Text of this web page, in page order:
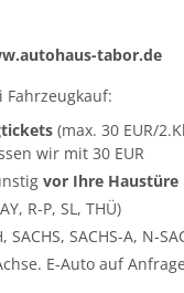
tabor.de
Fahrzeugkauf:
(max. 30 EUR/
wir mit 30 EUR
vor Ihre Haustüre
R-P, SL, THÜ)
SACHS, SACHS-A, N-
E-Auto auf